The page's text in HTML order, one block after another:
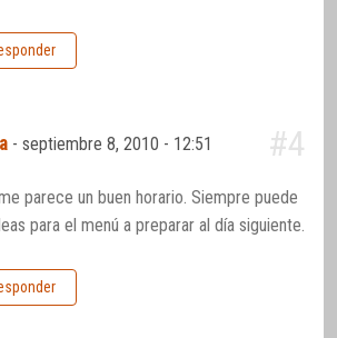
-septiembre 8, 2010 - 12:51 #4
parece un buen horario. Siempre puede
para el menú a preparar al día siguiente.